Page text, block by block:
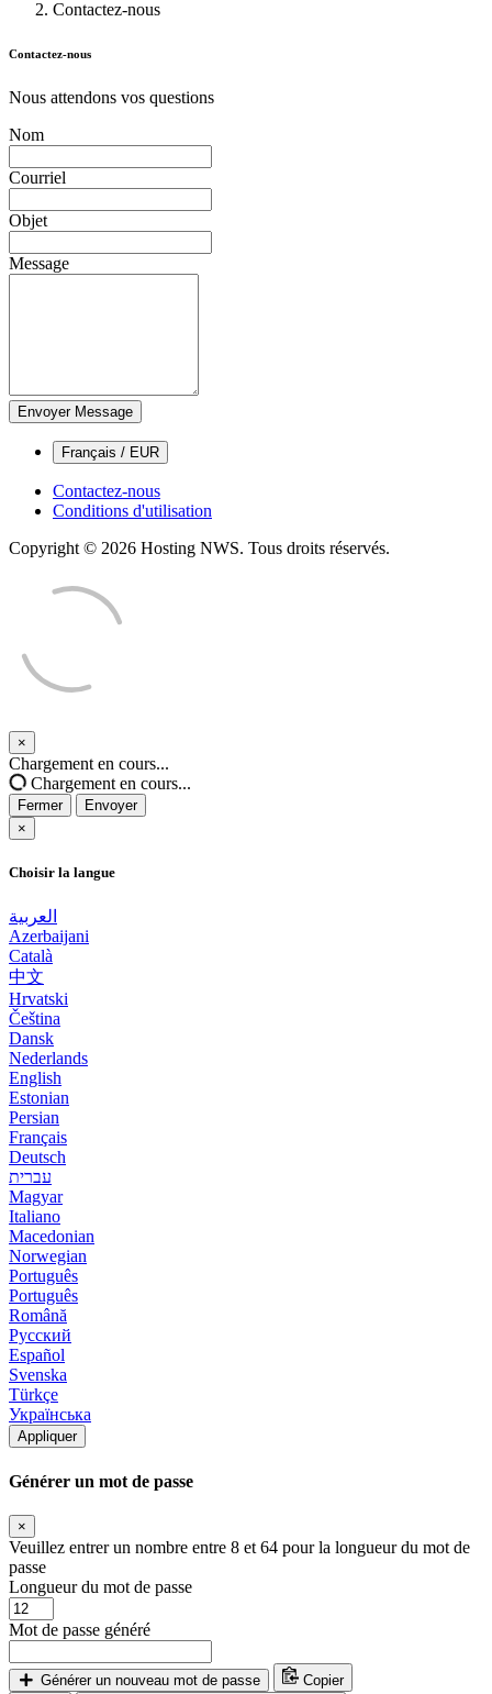
Contactez-nous
Contactez-nous
Nous attendons vos questions
Nom
Courriel
Objet
Message
Envoyer Message
Français / EUR
Contactez-nous
Conditions d'utilisation
Copyright © 2026 Hosting NWS. Tous droits réservés.
×
Fermer
Chargement en cours...
Chargement en cours...
Fermer
Envoyer
×
Choisir la langue
العربية
Azerbaijani
Català
中文
Hrvatski
Čeština
Dansk
Nederlands
English
Estonian
Persian
Français
Deutsch
עברית
Magyar
Italiano
Macedonian
Norwegian
Português
Português
Română
Русский
Español
Svenska
Türkçe
Українська
Appliquer
Générer un mot de passe
×
Veuillez entrer un nombre entre 8 et 64 pour la longueur du mot de
passe
Longueur du mot de passe
Mot de passe généré
Générer un nouveau mot de passe Copier